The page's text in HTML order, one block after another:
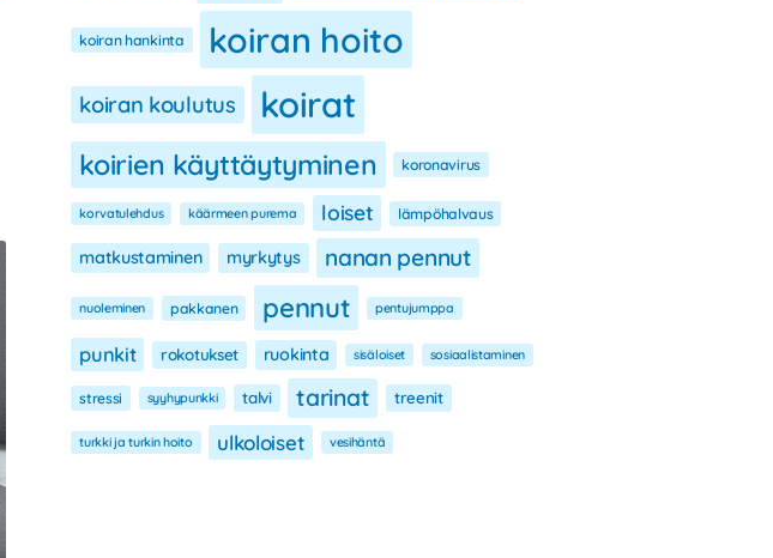
koiran hankinta koiran hoito
koiran koulutus koirat
koirien käyttäytyminen koronavirus
korvatulehdus käärmeen purema loiset lämpöhalvaus
matkustaminen myrkytys nanan pennut
nuoleminen pakkanen pennut pentujumppa
punkit rokotukset ruokinta sisäloiset sosiaalistaminen
stressi syyhypunkki talvi tarinat treenit
turkki ja turkin hoito ulkoloiset vesihäntä